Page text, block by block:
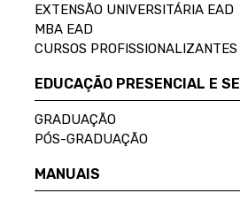
EXTENSÃO UNIVERSITÁRIA EAD
MBA EAD
CURSOS
EDUCAÇÃO PRESENCIAL E
GRADUAÇÃO
PÓS-GRADUAÇÃO
MANUAIS